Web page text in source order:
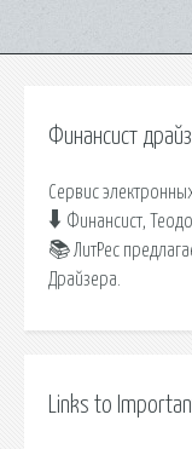
Финансист
Сервис
🠳 Финансист,
📚 ЛитРес
Драйзера.
Links to